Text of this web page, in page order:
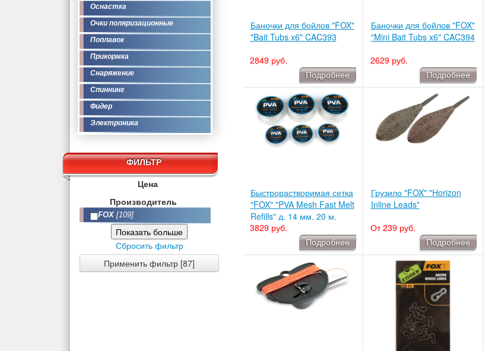
Оснастка
Очки поляризационные
Поплавок
Прикормка
Снаряжение
Спиннинг
Фидер
Электроника
ФИЛЬТР
Цена
Производитель
FOX[109]
Показать больше
Сбросить фильтр
Применить фильтр [87]
Баночки для бойлов "FOX"
"Bait Tubs x6" CAC393
2849 руб.
Подробнее
Баночки для бойлов "FOX"
"Mini Bait Tubs x6" CAC394
2629 руб.
Подробнее
Быстрорастворимая сетка
"FOX" "PVA Mesh Fast Melt
Refills" д. 14 мм. 20 м.
CPV071
3829 руб.
Подробнее
Грузило "FOX" "Horizon
Inline Leads"
От 239 руб.
Подробнее